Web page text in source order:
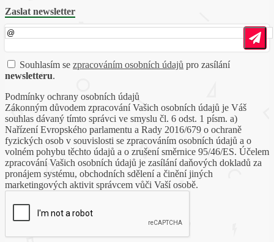
Zaslat newsletter
Souhlasím se zpracováním osobních údajů pro zasílání
newsletteru.
Podmínky ochrany osobních údajů
Zákonným důvodem zpracování Vašich osobních údajů je Váš
souhlas dávaný tímto správci ve smyslu čl. 6 odst. 1 písm. a)
Nařízení Evropského parlamentu a Rady 2016/679 o ochraně
fyzických osob v souvislosti se zpracováním osobních údajů a o
volném pohybu těchto údajů a o zrušení směrnice 95/46/ES. Účelem
zpracování Vašich osobních údajů je zasílání daňových dokladů za
pronájem systému, obchodních sdělení a činění jiných
marketingových aktivit správcem vůči Vaší osobě.